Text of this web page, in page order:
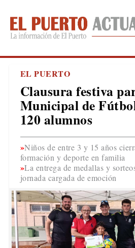
EL PUERTO
Clausura festiva
Municipal de
120 alumnos
Niños de entre 3 y 15 años
formación y deporte en familia
La entrega de medallas y
jornada cargada de emoción